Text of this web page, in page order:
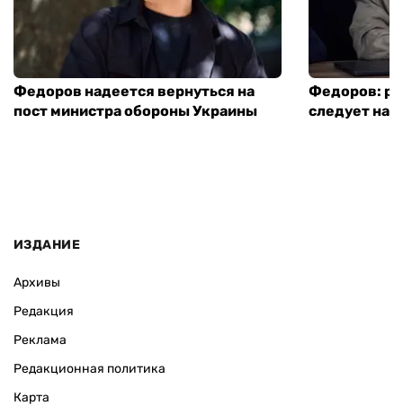
Федоров надеется вернуться на
пост министра обороны Украины
Федоров:
следует
ИЗДАНИЕ
Архивы
Редакция
Реклама
Редакционная политика
Карта